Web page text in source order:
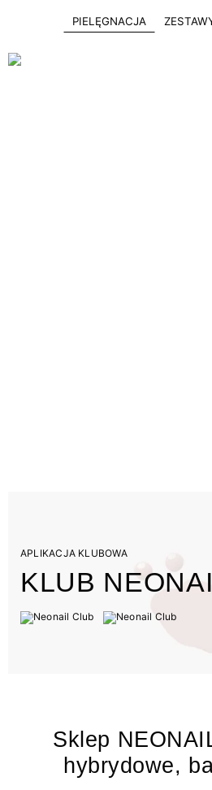
PIELĘGNACJA
APLIKACJA KLUBOWA
KLUB
Sklep
hybrydowe,